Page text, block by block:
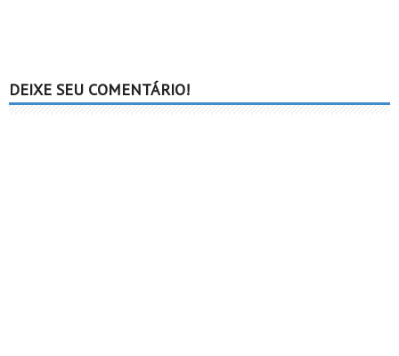
DEIXE SEU COMENTÁRIO!